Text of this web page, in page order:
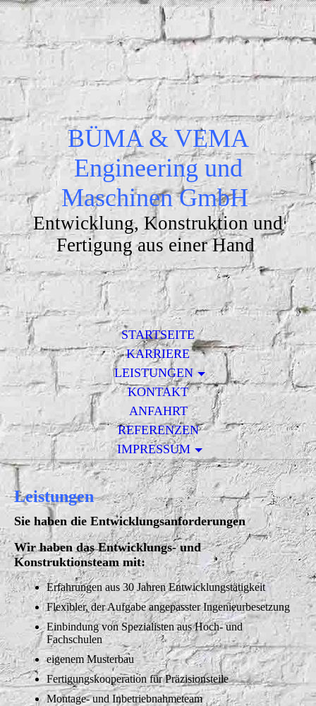
BÜMA & VEMA
Engineering und
Maschinen GmbH
Entwicklung, Konstruktion und
Fertigung aus einer Hand
STARTSEITE
KARRIERE
LEISTUNGEN
KONTAKT
ANFAHRT
REFERENZEN
IMPRESSUM
Leistungen
Sie haben die Entwicklungsanforderungen
Wir haben das Entwicklungs- und
Konstruktionsteam mit:
Erfahrungen aus 30 Jahren Entwicklungstätigkeit
Flexibler, der Aufgabe angepasster Ingenieurbesetzung
Einbindung von Spezialisten aus Hoch- und
Fachschulen
eigenem Musterbau
Fertigungskooperation für Präzisionsteile
Montage- und Inbetriebnahmeteam